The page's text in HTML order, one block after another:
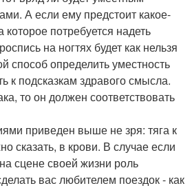
А если ему предстоит какое-
потребуется надеть
на ногтях будет как нельзя
способ определить уместность
к подсказкам здравого смысла.
то он должен соответствовать
приведен выше не зря: тяга к
сказать, в крови. В случае если
сцене своей жизни роль
вас любителем поездок - как